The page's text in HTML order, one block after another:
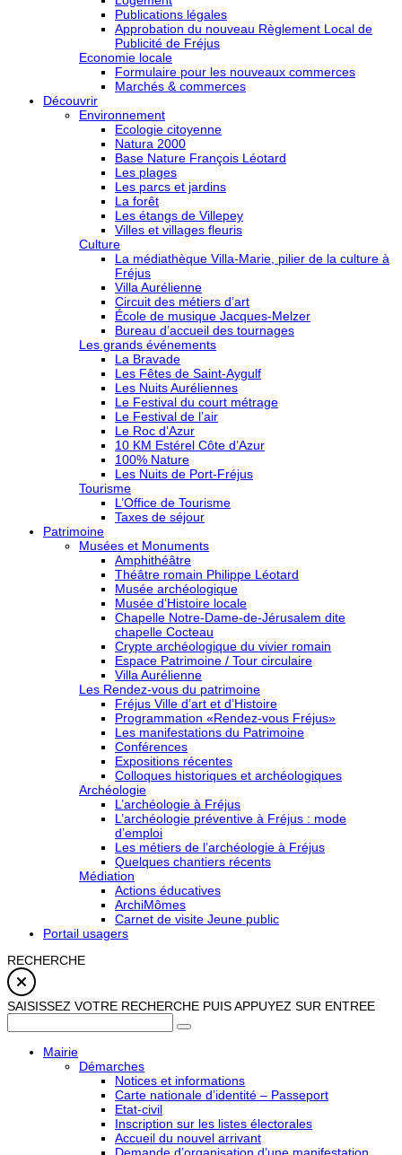
Publications légales
Approbation du nouveau Règlement Local de
Publicité de Fréjus
Economie locale
Formulaire pour les nouveaux commerces
Marchés & commerces
Découvrir
Environnement
Ecologie citoyenne
Natura 2000
Base Nature François Léotard
Les plages
Les parcs et jardins
La forêt
Les étangs de Villepey
Villes et villages fleuris
Culture
La médiathèque Villa-Marie, pilier de la culture à
Fréjus
Villa Aurélienne
Circuit des métiers d’art
École de musique Jacques-Melzer
Bureau d’accueil des tournages
Les grands événements
La Bravade
Les Fêtes de Saint-Aygulf
Les Nuits Auréliennes
Le Festival du court métrage
Le Festival de l’air
Le Roc d’Azur
10 KM Estérel Côte d’Azur
100% Nature
Les Nuits de Port-Fréjus
Tourisme
L’Office de Tourisme
Taxes de séjour
Patrimoine
Musées et Monuments
Amphithéâtre
Théâtre romain Philippe Léotard
Musée archéologique
Musée d’Histoire locale
Chapelle Notre-Dame-de-Jérusalem dite
chapelle Cocteau
Crypte archéologique du vivier romain
Espace Patrimoine / Tour circulaire
Villa Aurélienne
Les Rendez-vous du patrimoine
Fréjus Ville d’art et d’Histoire
Programmation «Rendez-vous Fréjus»
Les manifestations du Patrimoine
Conférences
Expositions récentes
Colloques historiques et archéologiques
Archéologie
L’archéologie à Fréjus
L’archéologie préventive à Fréjus : mode
d’emploi
Les métiers de l’archéologie à Fréjus
Quelques chantiers récents
Médiation
Actions éducatives
ArchiMômes
Carnet de visite Jeune public
Portail usagers
RECHERCHE
SAISISSEZ VOTRE RECHERCHE PUIS APPUYEZ SUR ENTREE
Mairie
Démarches
Notices et informations
Carte nationale d’identité – Passeport
Etat-civil
Inscription sur les listes électorales
Accueil du nouvel arrivant